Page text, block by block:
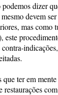
dizer
devem
mas como
este
ter em mente
restaurações